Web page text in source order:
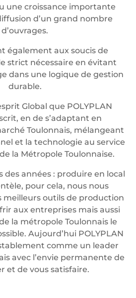
une croissance importante
d’un grand nombre
d’ouvrages.
également aux soucis de
strict nécessaire en évitant
dans une logique de gestion
durable.
Global que POLYPLAN
en de s’adaptant en
Toulonnais, mélangeant
et la technologie au service
la Métropole Toulonnaise.
des années : produire en local
pour cela, nous nous
meilleurs outils de production
aux entreprises mais aussi
la métropole Toulonnais le
Aujourd’hui POLYPLAN
comme un leader
avec l’envie permanente de
et de vous satisfaire.